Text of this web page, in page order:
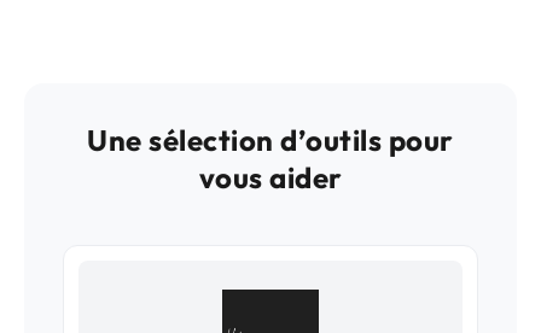
Une sélection d’outils pour
vous aider